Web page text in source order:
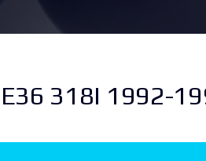
318I 1992-